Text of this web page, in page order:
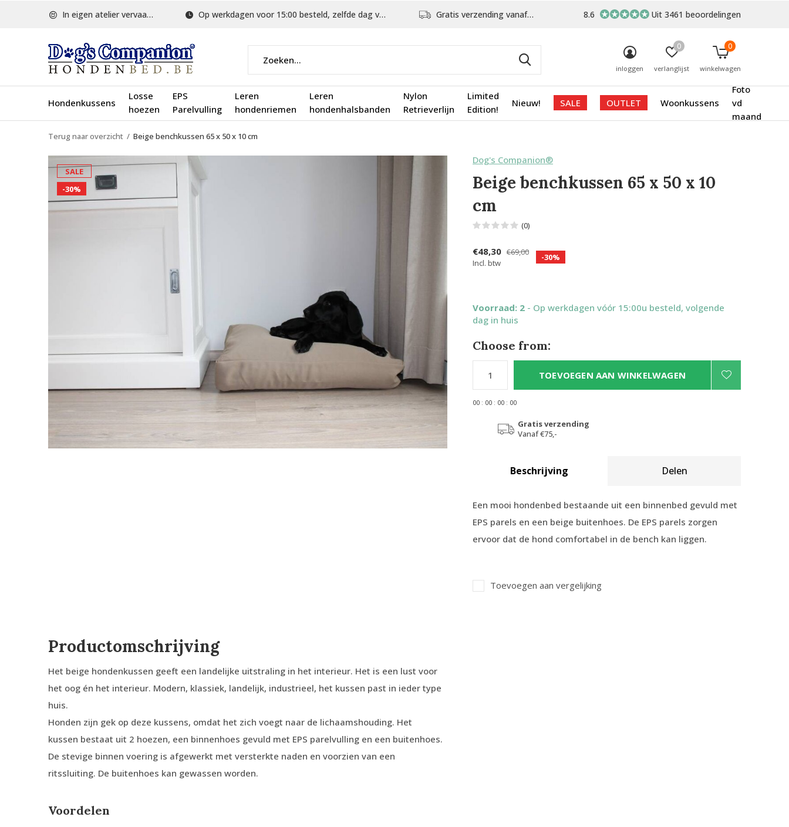
Hondenkussens
Losse
hoezen
EPS
Parelvulling
Leren
hondenriemen
Leren
hondenhalsbanden
Nylon
Retrieverlijn
Limited
Edition!
Nieuw! SALE OUTLET Woonkussens
Foto
vd
maand
inloggen verlanglijst
0
winkelwagen
0
In eigen atelier vervaardigd Op werkdagen voor 15:00 besteld, zelfde dag verstuurd Gratis verzending vanaf €75,- 8.6 Uit 3461 beoordelingen
Terug naar overzicht Beige benchkussen 65 x 50 x 10 cm
SALE
-30%
Dog's Companion®
Beige benchkussen 65 x 50 x 10
cm
(0)
€48,30 €69,00
Incl. btw
-30%
Voorraad: 2 - Op werkdagen vóór 15:00u besteld, volgende
dag in huis
Choose from:
TOEVOEGEN AAN WINKELWAGEN
00 : 00 : 00 : 00
Gratis verzending
Vanaf €75,-
Beschrijving Delen
Een mooi hondenbed bestaande uit een binnenbed gevuld met
EPS parels en een beige buitenhoes. De EPS parels zorgen
ervoor dat de hond comfortabel in de bench kan liggen.
Toevoegen aan vergelijking
Productomschrijving
Het beige hondenkussen geeft een landelijke uitstraling in het interieur. Het is een lust voor
het oog én het interieur. Modern, klassiek, landelijk, industrieel, het kussen past in ieder type
huis.
Honden zijn gek op deze kussens, omdat het zich voegt naar de lichaamshouding. Het
kussen bestaat uit 2 hoezen, een binnenhoes gevuld met EPS parelvulling en een buitenhoes.
De stevige binnen voering is afgewerkt met versterkte naden en voorzien van een
ritssluiting. De buitenhoes kan gewassen worden.
Voordelen